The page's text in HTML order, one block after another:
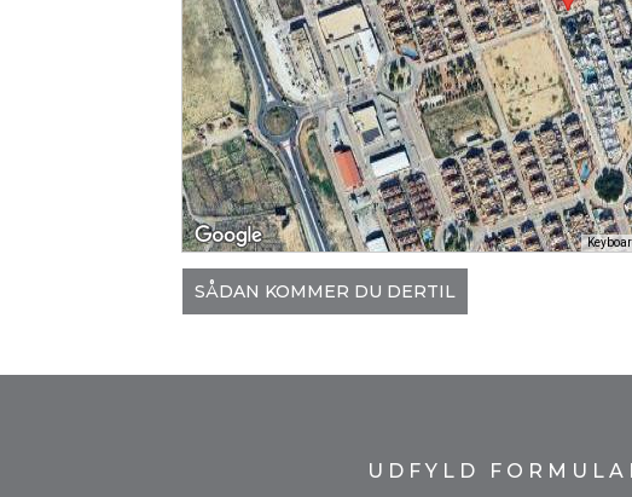
SÅDAN KOMMER DU DERTIL
UDFYLD